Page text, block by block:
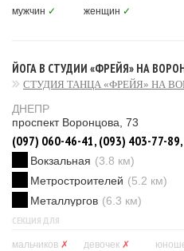
мужчин ✓ женщин ✓
ЙОГА В СТУДИИ «ФРЕЙЯ» НА
СТУДИЯ ТАНЦА «ФРЕЙЯ» НА
ДНЕПР
проспект Воронцова, 73
(097) 060-46-41, (093) 403-77-
Вокзальная (3.8 км)
Метростроителей (5.2 км)
Металлургов (6.3 км)
СЕКЦИЯ ДЛЯ
мальчиков ✗ девочек ✗